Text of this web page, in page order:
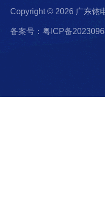
Copyright © 2026 广东铱
备案号：粤ICP备